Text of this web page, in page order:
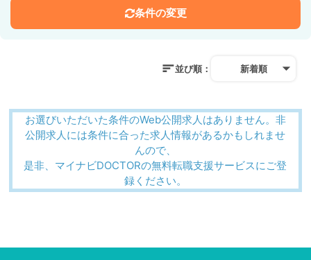
条件の変更
並び順： 新着順
お選びいただいた条件のWeb公開求人はありません。非
公開求人には条件に合った求人情報があるかもしれませ
んので、
是非、マイナビDOCTORの無料転職支援サービスにご登
録ください。